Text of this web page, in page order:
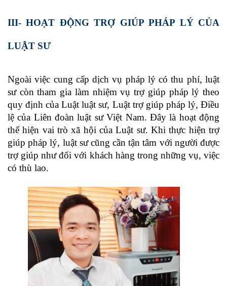
III- HOẠT ĐỘNG TRỢ GIÚP PHÁP LÝ CỦA
LUẬT SƯ
Ngoài việc cung cấp dịch vụ pháp lý có thu phí, luật
sư còn tham gia làm nhiệm vụ trợ giúp pháp lý theo
quy định của Luật luật sư, Luật trợ giúp pháp lý, Điều
lệ của Liên đoàn luật sư Việt Nam. Đây là hoạt động
thể hiện vai trò xã hội của Luật sư. Khi thực hiện trợ
giúp pháp lý, luật sư cũng cần tận tâm với người được
trợ giúp như đối với khách hàng trong những vụ, việc
có thù lao.